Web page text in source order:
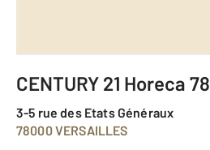
CENTURY 21 Horeca 78
3-5 rue des Etats Généraux
78000 VERSAILLES